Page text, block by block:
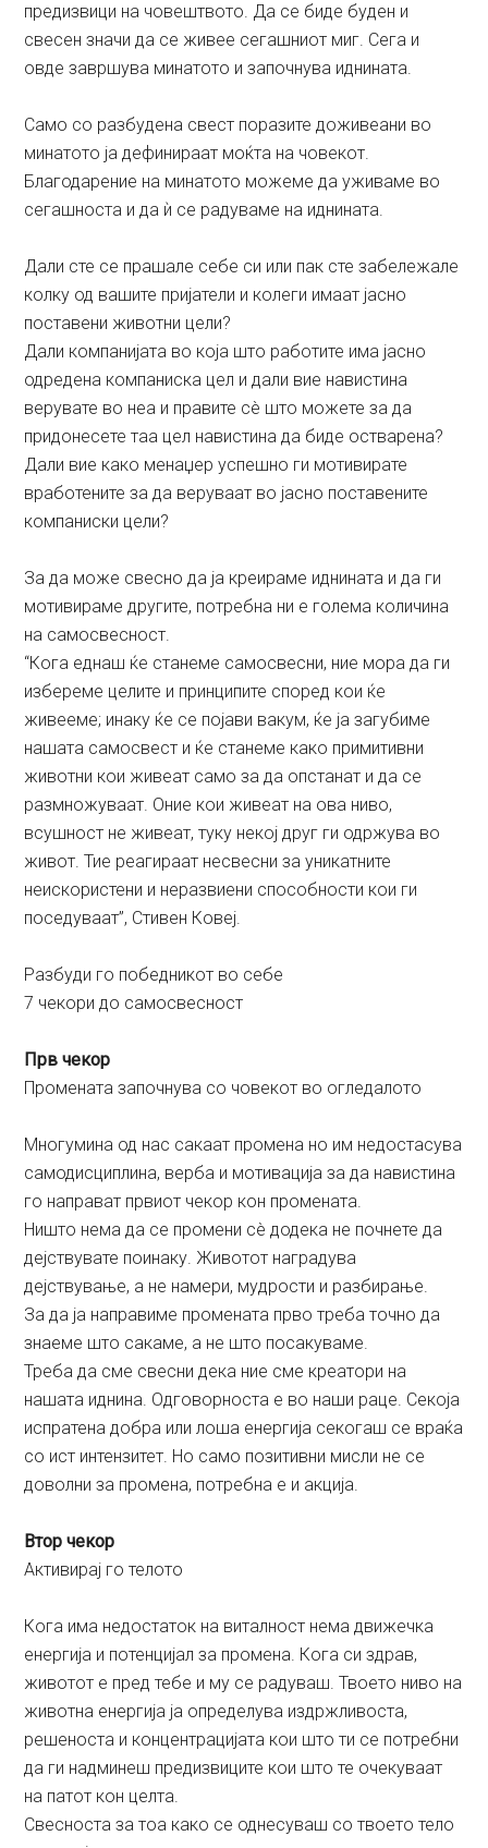
предизвици на човештвото. Да се биде буден и
свесен значи да се живее сегашниот миг. Сега и
овде завршува минатото и започнува иднината.
Само со разбудена свест поразите доживеани во
минатото ја дефинираат моќта на човекот.
Благодарение на минатото можеме да уживаме во
сегашноста и да ѝ се радуваме на иднината.
Дали сте се прашале себе си или пак сте забележале
колку од вашите пријатели и колеги имаат јасно
поставени животни цели?
Дали компанијата во која што работите има јасно
одредена компаниска цел и дали вие навистина
верувате во неа и правите сè што можете за да
придонесете таа цел навистина да биде остварена?
Дали вие како менаџер успешно ги мотивирате
вработените за да веруваат во јасно поставените
компаниски цели?
За да може свесно да ја креираме иднината и да ги
мотивираме другите, потребна ни е голема количина
на самосвесност.
“Кога еднаш ќе станеме самосвесни, ние мора да ги
избереме целите и принципите според кои ќе
живееме; инаку ќе се појави вакум, ќе ја загубиме
нашата самосвест и ќе станеме како примитивни
животни кои живеат само за да опстанат и да се
размножуваат. Оние кои живеат на ова ниво,
всушност не живеат, туку некој друг ги одржува во
живот. Тие реагираат несвесни за уникатните
неискористени и неразвиени способности кои ги
поседуваат”, Стивен Ковеј.
Разбуди го победникот во себе
7 чекори до самосвесност
Прв чекор
Промената започнува со човекот во огледалото
Многумина од нас сакаат промена но им недостасува
самодисциплина, верба и мотивација за да навистина
го направат првиот чекор кон промената.
Ништо нема да се промени сè додека не почнете да
дејствувате поинаку. Животот наградува
дејствување, а не намери, мудрости и разбирање.
За да ја направиме промената прво треба точно да
знаеме што сакаме, а не што посакуваме.
Треба да сме свесни дека ние сме креатори на
нашата иднина. Одговорноста е во наши раце. Секоја
испратена добра или лоша енергија секогаш се враќа
со ист интензитет. Но само позитивни мисли не се
доволни за промена, потребна е и акција.
Втор чекор
Активирај го телото
Кога има недостаток на виталност нема движечка
енергија и потенцијал за промена. Кога си здрав,
животот е пред тебе и му се радуваш. Твоето ниво на
животна енергија ја определува издржливоста,
решеноста и концентрацијата кои што ти се потребни
да ги надминеш предизвиците кои што те очекуваат
на патот кон целта.
Свесноста за тоа како се однесуваш со твоето тело